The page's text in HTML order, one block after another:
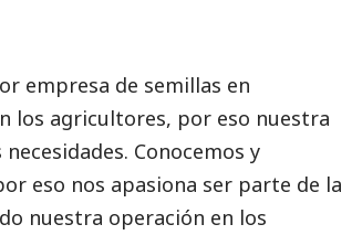
empresa de semillas en
los agricultores, por eso nuestra
Conocemos y
eso nos apasiona ser parte de la
nuestra operación en los